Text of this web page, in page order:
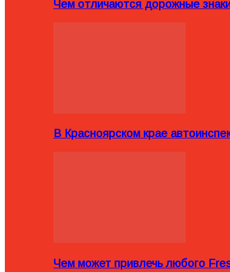
Чем отличаются дорожные
В Красноярском крае
Чем может привлечь любого